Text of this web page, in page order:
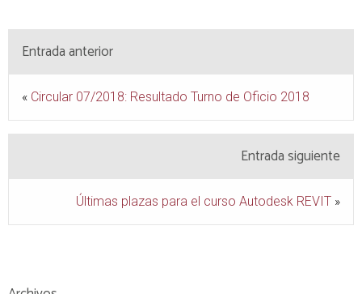
Entrada anterior
« Circular 07/2018: Resultado Turno de Oficio 2018
Entrada siguiente
Últimas plazas para el curso Autodesk REVIT »